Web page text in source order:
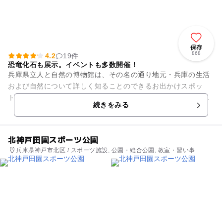
保存
868
4.2
19件
恐竜化石も展示。イベントも多数開催！
兵庫県立人と自然の博物館は、その名の通り地元・兵庫の生活
および自然について詳しく知ることのできるお出かけスポッ
ト。展示室では丹波で発掘された恐竜化石や、兵庫県南部地震
から見る地層など、ジオラマや...
続きをみる
北神戸田園スポーツ公園
兵庫県神戸市北区 / スポーツ施設, 公園・総合公園, 教室・習い事